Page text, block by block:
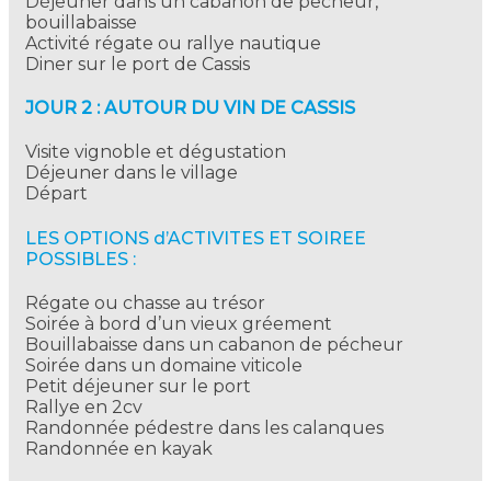
bouillabaisse
Activité régate ou rallye nautique
Diner sur le port de Cassis
JOUR 2 : AUTOUR DU VIN DE CASSIS
Visite vignoble et dégustation
Déjeuner dans le village
Départ
LES OPTIONS d’ACTIVITES ET SOIREE
POSSIBLES :
Régate ou chasse au trésor
Soirée à bord d’un vieux gréement
Bouillabaisse dans un cabanon de pécheur
Soirée dans un domaine viticole
Petit déjeuner sur le port
Rallye en 2cv
Randonnée pédestre dans les calanques
Randonnée en kayak